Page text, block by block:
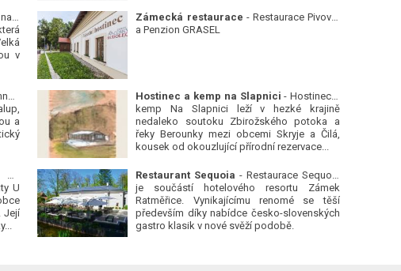
v
a
U
Její
Zámecká restaurace - Restaurace Pivovar
a Penzion GRASEL
Hostinec a kemp na Slapnici - Hostinec a
kemp Na Slapnici leží v hezké krajině
nedaleko soutoku Zbirožského potoka a
řeky Berounky mezi obcemi Skryje a Čilá,
kousek od okouzlující přírodní rezervace...
Restaurant Sequoia - Restaurace Sequoia
je součástí hotelového resortu Zámek
Ratměřice. Vynikajícímu renomé se těší
především díky nabídce česko-slovenských
gastro klasik v nové svěží podobě.